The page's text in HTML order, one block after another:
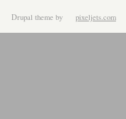
Drupal theme by pixeljets.com